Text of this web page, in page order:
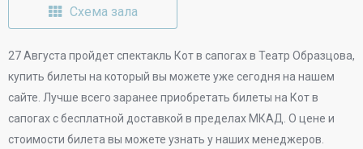
Схема зала
27 Августа пройдет спектакль Кот в сапогах в Театр Образцова,
купить билеты на который вы можете уже сегодня на нашем
сайте. Лучше всего заранее приобретать билеты на Кот в
сапогах с бесплатной доставкой в пределах МКАД. О цене и
стоимости билета вы можете узнать у наших менеджеров.